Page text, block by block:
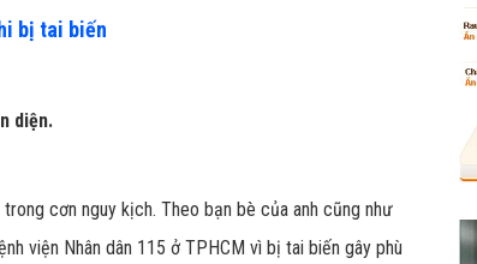
bị tai biến
diện.
cơn nguy kịch. Theo bạn bè của anh cũng như
viện Nhân dân 115 ở TPHCM vì bị tai biến gây phù